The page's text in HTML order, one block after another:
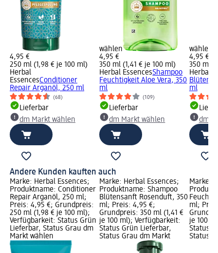
4,95 €
250 ml (1,98 € je 100 ml)
Herbal
EssencesConditioner
Repair Arganöl, 250 ml
(68)
Lieferbar
dm Markt wählen
wählen
4,95 €
350 ml (1,41 € je 100 ml)
Herbal EssencesShampoo
Feuchtigkeit Aloe Vera, 350
ml
(109)
Lieferbar
dm Markt wählen
wählen
4,95 €
350 ml
Herbal
ml
dm
Andere Kunden kauften auch
Marke: Herbal Essences;
Produktname: Conditioner
Repair Arganöl, 250 ml;
Preis: 4,95 €; Grundpreis:
250 ml (1,98 € je 100 ml);
Verfügbarkeit: Status Grün
Lieferbar, Status Grau dm
Markt wählen
Marke: Herbal Essences;
Produktname: Shampoo
Blütensanft Rosenduft, 350
ml; Preis: 4,95 €;
Grundpreis: 350 ml (1,41 €
je 100 ml); Verfügbarkeit:
Status Grün Lieferbar,
Status Grau dm Markt
Marke:
ml;
je 100
Status
Status